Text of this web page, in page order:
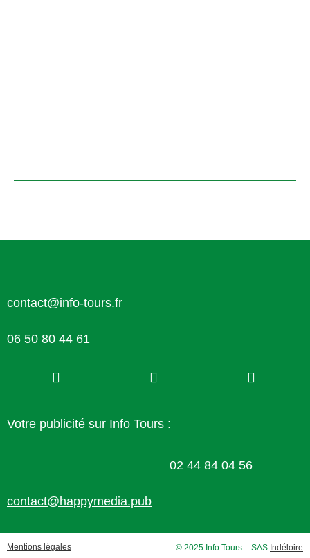
contact@info-tours.fr
06 50 80 44 61
Votre publicité sur Info Tours :
02 44 84 04 56
contact@happymedia.pub
Mentions légales © 2025 Info Tours – SAS Indéloire